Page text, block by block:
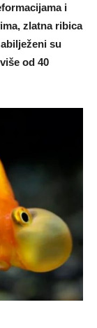
i
zlatna ribica
su
od 40